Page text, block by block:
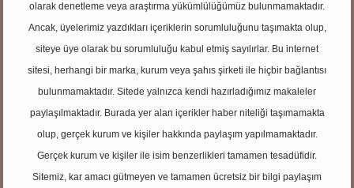
olarak denetleme veya araştırma yükümlülüğümüz bulunmamaktadır.
Ancak, üyelerimiz yazdıkları içeriklerin sorumluluğunu taşımakta olup,
siteye üye olarak bu sorumluluğu kabul etmiş sayılırlar. Bu internet
sitesi, herhangi bir marka, kurum veya şahıs şirketi ile hiçbir bağlantısı
bulunmamaktadır. Sitede yalnızca kendi hazırladığımız makaleler
paylaşılmaktadır. Burada yer alan içerikler haber niteliği taşımamakta
olup, gerçek kurum ve kişiler hakkında paylaşım yapılmamaktadır.
Gerçek kurum ve kişiler ile isim benzerlikleri tamamen tesadüfidir.
Sitemiz, kar amacı gütmeyen ve tamamen ücretsiz bir bilgi paylaşım